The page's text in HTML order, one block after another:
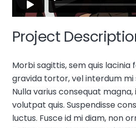
Project
Morbi sagittis, sem quis lacinia
gravida tortor, vel interdum mi
Nulla varius consequat
volutpat quis. Suspendisse
luctus. Fusce id mi diam, non